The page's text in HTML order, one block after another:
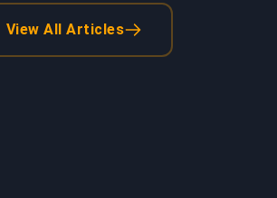
View All Articles